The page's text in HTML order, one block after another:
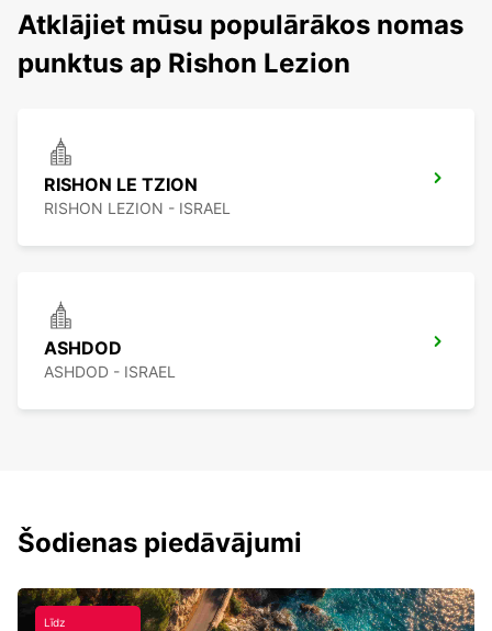
Atklājiet mūsu populārākos nomas
punktus ap Rishon Lezion
RISHON LE TZION
RISHON LEZION - ISRAEL
ASHDOD
ASHDOD - ISRAEL
Šodienas piedāvājumi
Līdz